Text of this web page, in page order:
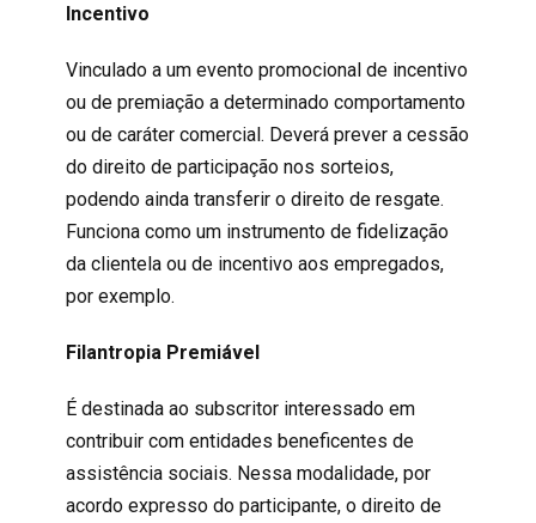
Incentivo
Vinculado a um evento promocional de incentivo
ou de premiação a determinado comportamento
ou de caráter comercial. Deverá prever a cessão
do direito de participação nos sorteios,
podendo ainda transferir o direito de resgate.
Funciona como um instrumento de fidelização
da clientela ou de incentivo aos empregados,
por exemplo.
Filantropia Premiável
É destinada ao subscritor interessado em
contribuir com entidades beneficentes de
assistência sociais. Nessa modalidade, por
acordo expresso do participante, o direito de